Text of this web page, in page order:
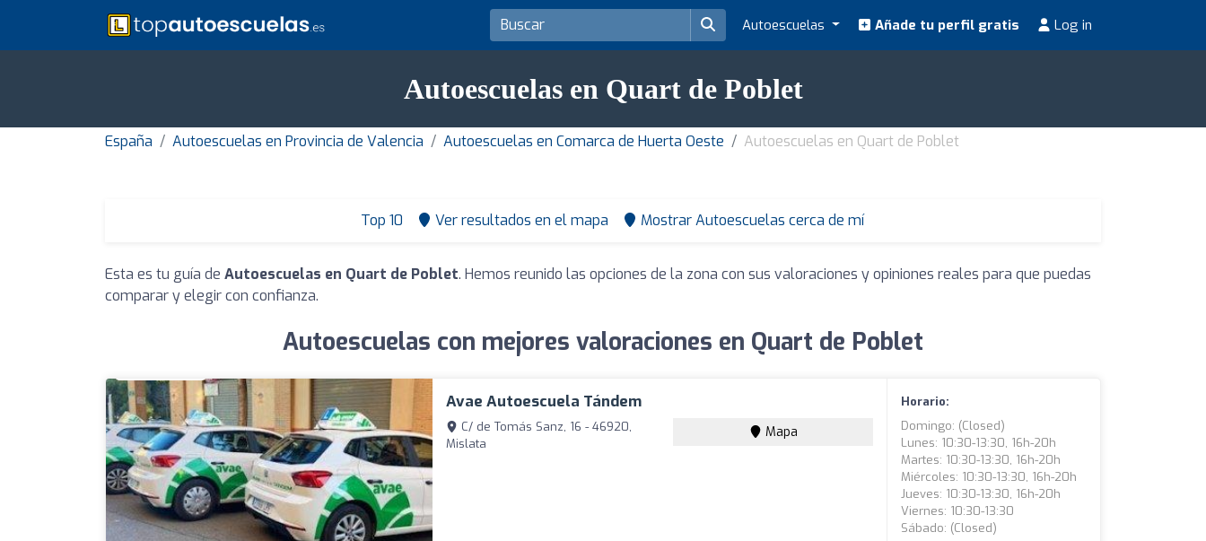
Autoescuelas Añade tu perfil gratis Log in
Autoescuelas en Quart de Poblet
España Autoescuelas en Provincia de Valencia Autoescuelas en Comarca de Huerta Oeste Autoescuelas en Quart de Poblet
Top 10 Ver resultados en el mapa Mostrar Autoescuelas cerca de mí
Esta es tu guía de Autoescuelas en Quart de Poblet. Hemos reunido las opciones de la zona con sus valoraciones y opiniones reales para que puedas
comparar y elegir con confianza.
Autoescuelas con mejores valoraciones en Quart de Poblet
Avae Autoescuela Tándem
C/ de Tomás Sanz, 16 - 46920,
Mislata
Mapa
Horario:
Domingo: (closed)
Lunes: 10:30-13:30, 16h-20h
Martes: 10:30-13:30, 16h-20h
Miércoles: 10:30-13:30, 16h-20h
Jueves: 10:30-13:30, 16h-20h
Viernes: 10:30-13:30
Sábado: (closed)